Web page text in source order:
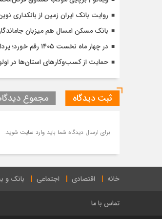
روایت بانک ایران زمین از بانکداری
بانک مسکن امسال هم میزبان
در چهار ماه نخست ۱۴۰۵ رقم خورد؛ پرداخت بیش از ۸ همت وام ازدواج به زوج‌های جوان توسط بانک ملی ایران
حمایت از کسب‌وکارهای استان‌ها در
ثبت دیدگاه مجموع
برای ارسال دیدگاه شما باید وارد سایت شوید.
خانه اقتصادی اجتماعی بانک و
تماس با ما